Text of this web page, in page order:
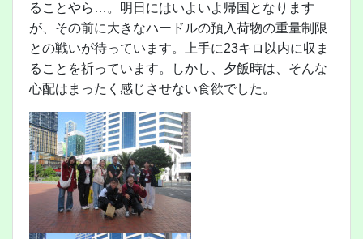
ることやら…。明日にはいよいよ帰国となります
が、その前に大きなハードルの預入荷物の重量制限
との戦いが待っています。上手に23キロ以内に収ま
ることを祈っています。しかし、夕飯時は、そんな
心配はまったく感じさせない食欲でした。